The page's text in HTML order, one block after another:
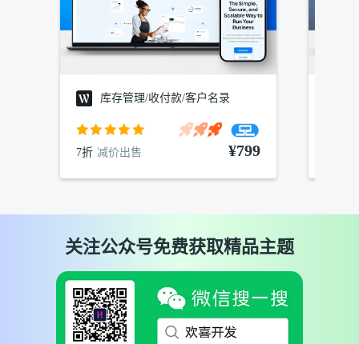
库存管理/收付款/客户名录
7折 减价出售 ¥799
关注公众号免费获取精品主题